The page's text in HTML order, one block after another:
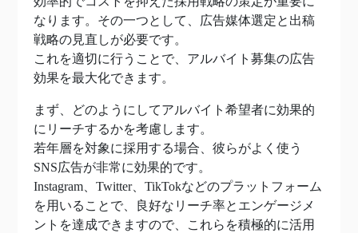
なります。その一つとして、広告媒体選定と出稿
戦略の見直しが必要です。
これを適切に行うことで、アルバイト募集の広告
効果を最大化できます。
まず、どのようにしてアルバイト希望者に効果的
にリーチするかを考慮します。
若年層を対象に採用する場合、彼らがよく使う
SNS広告が非常に効果的です。
Instagram、Twitter、TikTokなどのプラットフォーム
を用いることで、良好なリーチ率とエンゲージメ
ントを達成できますので、これらを積極的に活用